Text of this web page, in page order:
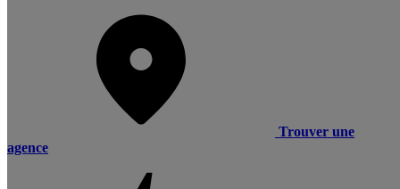
Trouver une
agence